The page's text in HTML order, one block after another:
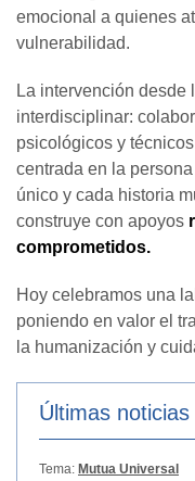
emocional a quienes
vulnerabilidad.
La intervención desde
interdisciplinar:
psicológicos y
centrada en la
único y cada historia
construye con apoyos
comprometidos.
Hoy celebramos una
poniendo en valor el
la humanización y
Últimas noticias
Tema: Mutua Universal